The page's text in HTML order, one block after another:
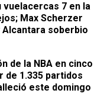
vuelacercas 7 en la
Max Scherzer
Alcantara soberbio
de la NBA en cinco
de 1.335 partidos
este domingo